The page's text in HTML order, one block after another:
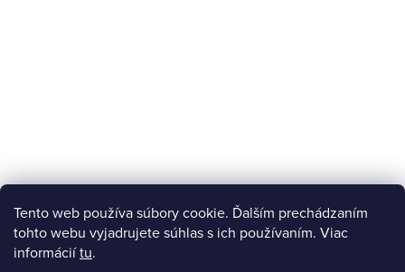
Tento web používa súbory cookie. Ďalším prechádzaním
tohto webu vyjadrujete súhlas s ich používaním. Viac
informáciítu.